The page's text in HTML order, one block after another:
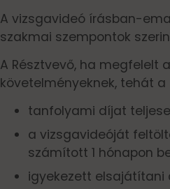
A vizsgavideó írásban-
szakmai szempontok
A Résztvevő, ha megfelelt
követelményeknek, tehát a
tanfolyami díjat
a vizsgavideóját
számított 1 hónapon
igyekezett elsajátítani